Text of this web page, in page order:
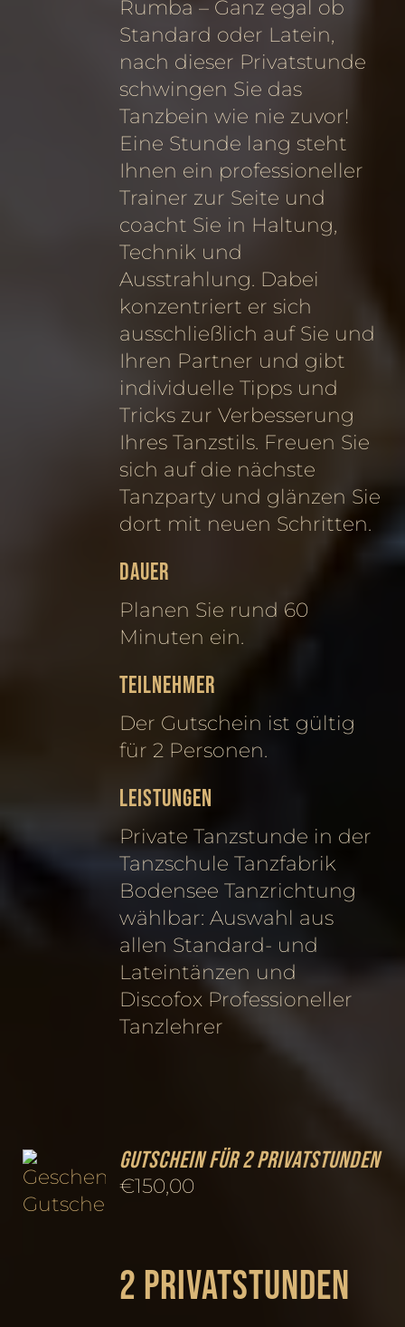
Rumba – Ganz egal ob
Standard oder Latein,
nach dieser Privatstunde
schwingen Sie das
Tanzbein wie nie zuvor!
Eine Stunde lang steht
Ihnen ein professioneller
Trainer zur Seite und
coacht Sie in Haltung,
Technik und
Ausstrahlung. Dabei
konzentriert er sich
ausschließlich auf Sie und
Ihren Partner und gibt
individuelle Tipps und
Tricks zur Verbesserung
Ihres Tanzstils. Freuen Sie
sich auf die nächste
Tanzparty und glänzen Sie
dort mit neuen Schritten.
DAUER
Planen Sie rund 60
Minuten ein.
TEILNEHMER
Der Gutschein ist gültig
für 2 Personen.
LEISTUNGEN
Private Tanzstunde in der
Tanzschule Tanzfabrik
Bodensee Tanzrichtung
wählbar: Auswahl aus
allen Standard- und
Lateintänzen und
Discofox Professioneller
Tanzlehrer
Gutschein für 2 Privatstunden
€150,00
2 Privatstunden